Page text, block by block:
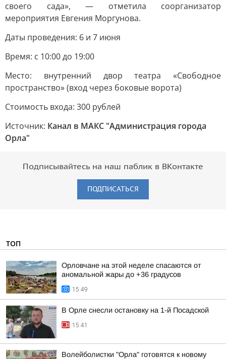
своего сада», — отметила соорганизатор
мероприятия Евгения Моргунова.
Даты проведения: 6 и 7 июня
Время: с 10:00 до 19:00
Место: внутренний двор театра «Свободное
пространство» (вход через боковые ворота)
Стоимость входа: 300 рублей
Источник: Канал в МАКС "Администрация города
Орла"
Подписывайтесь на наш паблик в ВКонтакте
ПОДПИСАТЬСЯ
ТОП
Орловчане на этой неделе спасаются от
аномальной жары до +36 градусов
15:49
В Орле снесли остановку на 1-й Посадской
15:41
Волейболистки "Орла" готовятся к новому